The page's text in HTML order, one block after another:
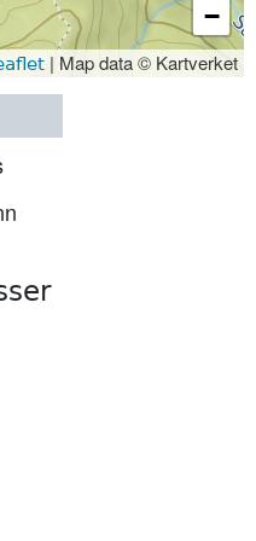
−
| Map data © Kartverket